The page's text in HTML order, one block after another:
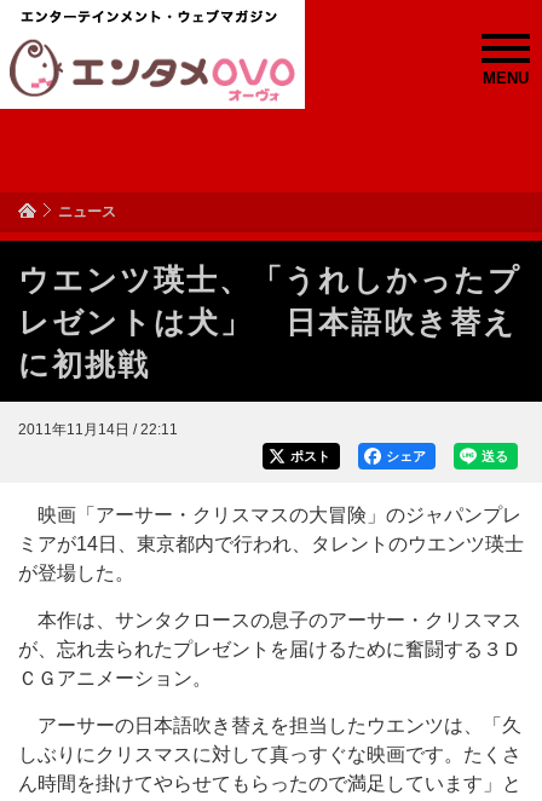
MENU
ニュース
ウエンツ瑛士、「うれしかったプ
レゼントは犬」 日本語吹き替え
に初挑戦
2011年11月14日 / 22:11
送る
シェア
ポスト
映画「アーサー・クリスマスの大冒険」のジャパンプレ
ミアが14日、東京都内で行われ、タレントのウエンツ瑛士
が登場した。
本作は、サンタクロースの息子のアーサー・クリスマス
が、忘れ去られたプレゼントを届けるために奮闘する３Ｄ
ＣＧアニメーション。
アーサーの日本語吹き替えを担当したウエンツは、「久
しぶりにクリスマスに対して真っすぐな映画です。たくさ
ん時間を掛けてやらせてもらったので満足しています」と